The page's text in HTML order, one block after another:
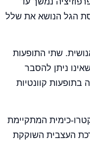
הגל הנושא את שלל
שתי התופעות
ניתן להסבר
בתופעות קוונטיות
כימית המתקיימת
העצבית השוקקת